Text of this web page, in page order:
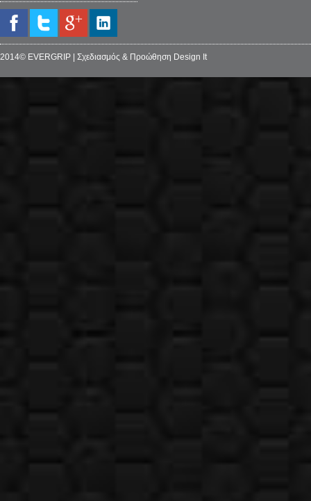
2014© EVERGRIP | Σχεδιασμός & Προώθηση Design It